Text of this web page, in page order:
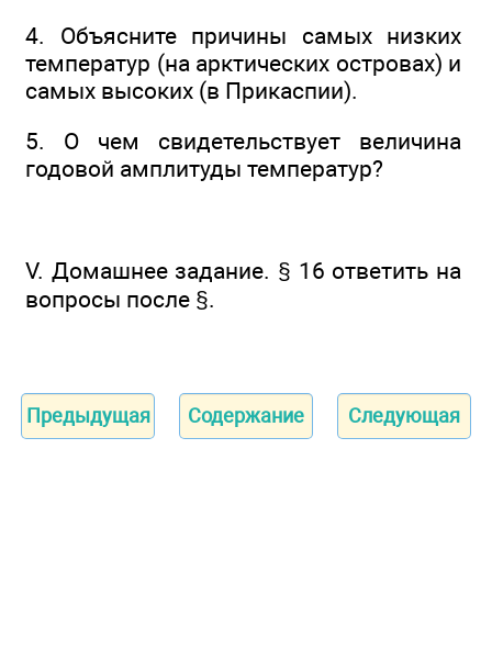
4. Объясните причины самых низких
температур (на арктических островах) и
самых высоких (в Прикаспии).
5. О чем свидетельствует величина
годовой амплитуды температур?
V. Домашнее задание. § 16 ответить на
вопросы после §.
Предыдущая Содержание Следующая